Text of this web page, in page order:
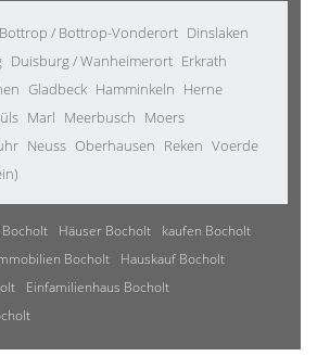
Bottrop / Bottrop-Vonderort Dinslaken
Duisburg / Wanheimerort Erkrath
Gladbeck Hamminkeln Herne
Marl Meerbusch Moers
Neuss Oberhausen Reken Voerde
Bocholt Häuser Bocholt
kaufen Bocholt
Bocholt
Hauskauf Bocholt
Einfamilienhaus Bocholt